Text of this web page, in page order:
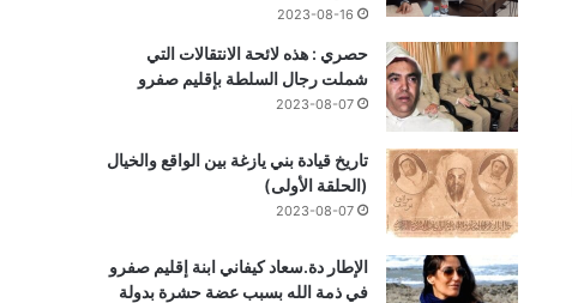
2023-08-16
حصري : هذه لائحة الانتقالات التي
شملت رجال السلطة بإقليم صفرو
2023-08-07
تاريخ قيادة بني يازغة بين الواقع والخيال
(الحلقة الأولى)
2023-08-07
الإطار دة.سعاد كيفاني ابنة إقليم صفرو
في ذمة الله بسبب عضة حشرة بدولة